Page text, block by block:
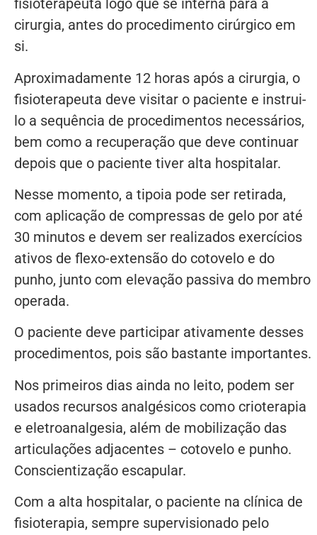
fisioterapeuta logo que se interna para a
cirurgia, antes do procedimento cirúrgico em
si.
Aproximadamente 12 horas após a cirurgia, o
fisioterapeuta deve visitar o paciente e instrui-
lo a sequência de procedimentos necessários,
bem como a recuperação que deve continuar
depois que o paciente tiver alta hospitalar.
Nesse momento, a tipoia pode ser retirada,
com aplicação de compressas de gelo por até
30 minutos e devem ser realizados exercícios
ativos de flexo-extensão do cotovelo e do
punho, junto com elevação passiva do membro
operada.
O paciente deve participar ativamente desses
procedimentos, pois são bastante importantes.
Nos primeiros dias ainda no leito, podem ser
usados recursos analgésicos como crioterapia
e eletroanalgesia, além de mobilização das
articulações adjacentes – cotovelo e punho.
Conscientização escapular.
Com a alta hospitalar, o paciente na clínica de
fisioterapia, sempre supervisionado pelo